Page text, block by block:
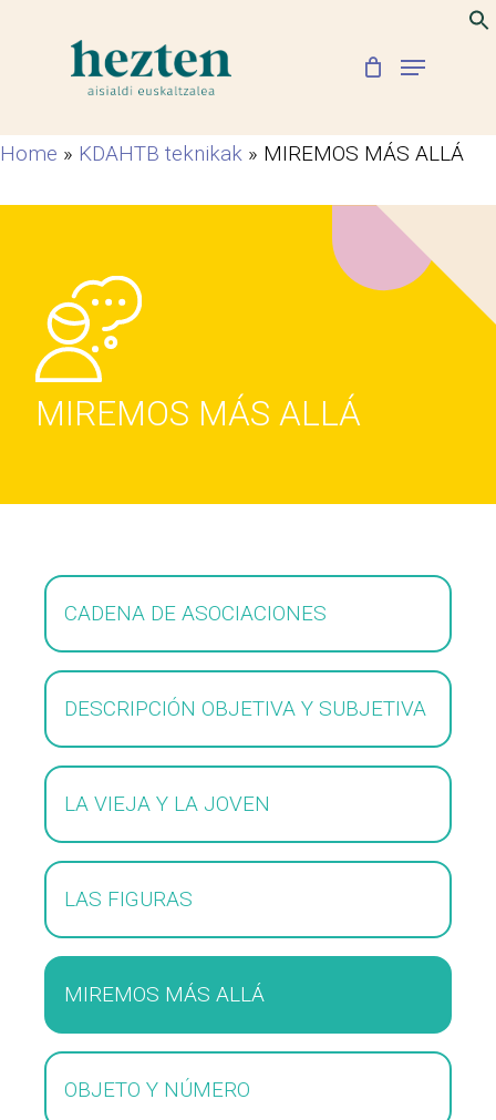
content
Menu
Home » KDAHTB teknikak » MIREMOS MÁS ALLÁ
MIREMOS MÁS ALLÁ
CADENA DE ASOCIACIONES
DESCRIPCIÓN OBJETIVA Y SUBJETIVA
LA VIEJA Y LA JOVEN
LAS FIGURAS
MIREMOS MÁS ALLÁ
OBJETO Y NÚMERO